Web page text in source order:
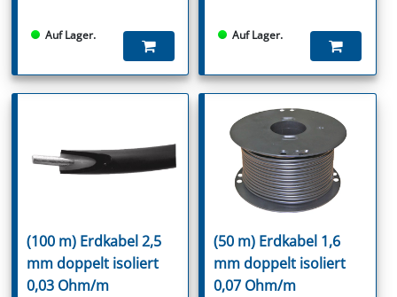
Auf Lager. Auf Lager.
(100 m) Erdkabel 2,5
mm doppelt isoliert
0,03 Ohm/m
(50 m) Erdkabel 1,6
mm doppelt isoliert
0,07 Ohm/m